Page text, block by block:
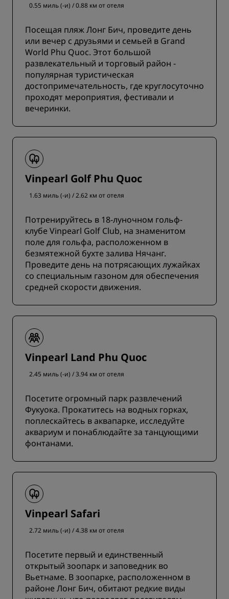
0.55 миль (-и) / 0.88 км от отеля
Посещая пляж Лонг Бич, проведите день
или вечер с друзьями и семьей в Grand
World Phu Quoc. Этот большой
развлекательный и торговый район -
популярная туристическая
достопримечательность, где круглосуточно
проходят мероприятия, фестивали и
вечеринки.
Vinpearl Golf Phu Quoc
1.63 миль (-и) / 2.62 км от отеля
Потренируйтесь в 18-луночном гольф-
клубе Vinpearl Golf Club, на знаменитом
поле для гольфа, расположенном в
безмятежной бухте залива Нячанг.
Проведите день на потрясающих лужайках
со специальным газоном для обеспечения
средней скорости движения.
Vinpearl Land Phu Quoc
2.45 миль (-и) / 3.94 км от отеля
Посетите огромный парк развлечений
Фукуока. Прокатитесь на водных горках,
поплескайтесь в аквапарке, исследуйте
аквариум и понаблюдайте за танцующими
фонтанами.
Vinpearl Safari
2.72 миль (-и) / 4.38 км от отеля
Посетите первый и единственный
открытый зоопарк и заповедник во
Вьетнаме. В зоопарке, расположенном в
районе Лонг Бич, обитают редкие виды